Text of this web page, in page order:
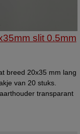
slit 0.5mm
breed 20x35 mm lang
van 20 stuks.
transparant